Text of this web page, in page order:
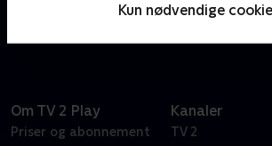
Kun nødvendige
fortællinger, der overrasker og
Om TV 2 Play
Priser og abonnement
Kanaler
TV 2